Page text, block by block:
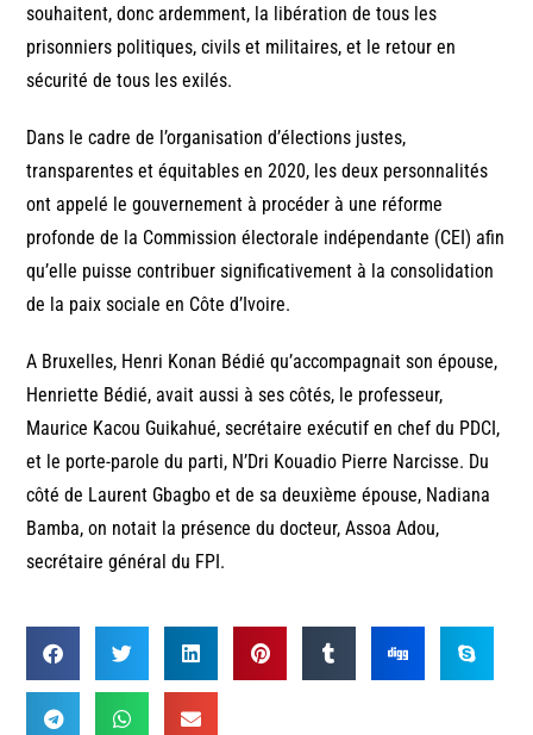
souhaitent, donc ardemment, la libération de tous les
prisonniers politiques, civils et militaires, et le retour en
sécurité de tous les exilés.
Dans le cadre de l’organisation d’élections justes,
transparentes et équitables en 2020, les deux personnalités
ont appelé le gouvernement à procéder à une réforme
profonde de la Commission électorale indépendante (CEI) afin
qu’elle puisse contribuer significativement à la consolidation
de la paix sociale en Côte d’Ivoire.
A Bruxelles, Henri Konan Bédié qu’accompagnait son épouse,
Henriette Bédié, avait aussi à ses côtés, le professeur,
Maurice Kacou Guikahué, secrétaire exécutif en chef du PDCI,
et le porte-parole du parti, N’Dri Kouadio Pierre Narcisse. Du
côté de Laurent Gbagbo et de sa deuxième épouse, Nadiana
Bamba, on notait la présence du docteur, Assoa Adou,
secrétaire général du FPI.